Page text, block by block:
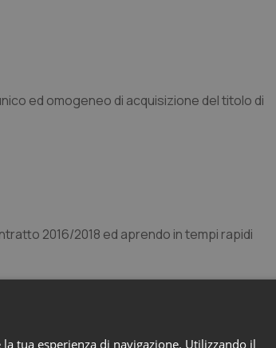
ed omogeneo di acquisizione del titolo di
2016/2018 ed aprendo in tempi rapidi
tua esperienza di navigazione. Utilizzando il